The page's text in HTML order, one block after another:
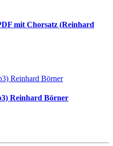
mit Chorsatz (Reinhard
Reinhard Börner